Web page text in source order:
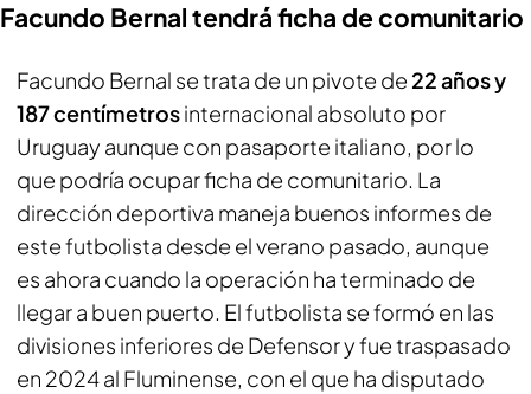
Facundo Bernal tendrá ficha de comunitario
Facundo Bernal se trata de un pivote de 22 años y
187 centímetrosinternacional absoluto por
Uruguay aunque con pasaporte italiano, por lo
que podría ocupar ficha de comunitario. La
dirección deportiva maneja buenos informes de
este futbolista desde el verano pasado, aunque
es ahora cuando la operación ha terminado de
llegar a buen puerto. El futbolista se formó en las
divisiones inferiores de Defensor y fue traspasado
en 2024 al Fluminense, con el que ha disputado